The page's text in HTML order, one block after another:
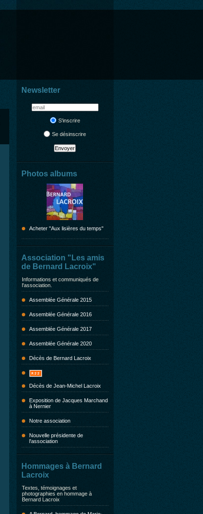
Newsletter
S'inscrire
Se désinscrire
Photos albums
Acheter "Aux lisières du temps"
Association "Les amis
de Bernard Lacroix"
Informations et communiqués de
l'association.
Assemblée Générale 2015
Assemblée Générale 2016
Assemblée Générale 2017
Assemblée Générale 2020
Décès de Bernard Lacroix
Décès de Jean-Michel Lacroix
Exposition de Jacques Marchand
à Nernier
Notre association
Nouvelle présidente de
l'association
Hommages à Bernard
Lacroix
Textes, témoignages et
photographies en hommage à
Bernard Lacroix